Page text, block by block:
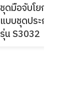
ชุดมือจับโยก
แบบชุดประกบ
รุ่น S3032